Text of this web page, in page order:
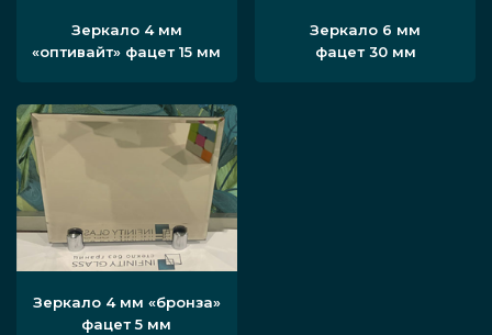
Зеркало 4 мм
«оптивайт» фацет 15 мм
Зеркало 6 мм
фацет 30 мм
Зеркало 4 мм «бронза»
фацет 5 мм